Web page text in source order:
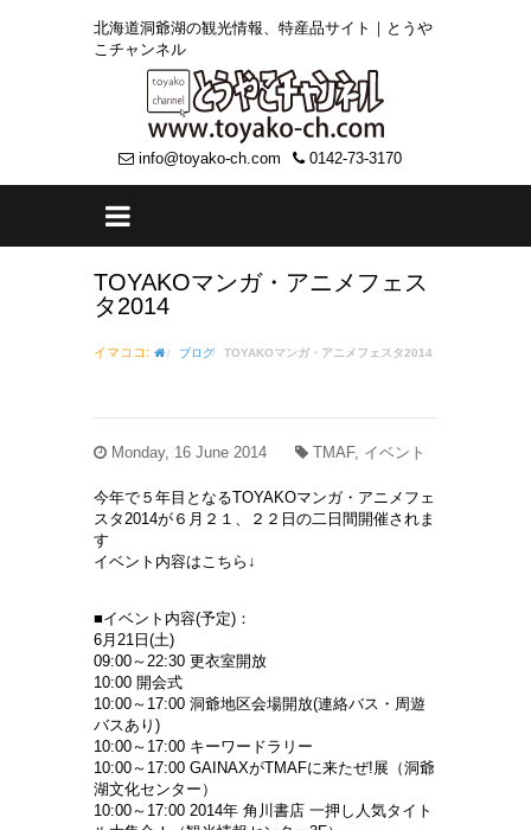
北海道洞爺湖の観光情報、特産品サイト｜とうや
こチャンネル
info@toyako-ch.com 0142-73-3170
TOYAKOマンガ・アニメフェス
タ2014
イマココ: ブログ TOYAKOマンガ・アニメフェスタ2014
Monday, 16 June 2014 TMAF, イベント
今年で５年目となるTOYAKOマンガ・アニメフェ
スタ2014が６月２１、２２日の二日間開催されま
す
イベント内容はこちら↓
■イベント内容(予定)：
6月21日(土)
09:00～22:30 更衣室開放
10:00 開会式
10:00～17:00 洞爺地区会場開放(連絡バス・周遊
バスあり)
10:00～17:00 キーワードラリー
10:00～17:00 GAINAXがTMAFに来たぜ!展（洞爺
湖文化センター）
10:00～17:00 2014年 角川書店 一押し人気タイト